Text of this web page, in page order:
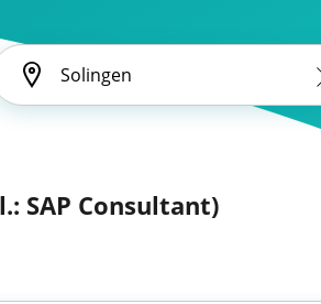
SAP Consultant)